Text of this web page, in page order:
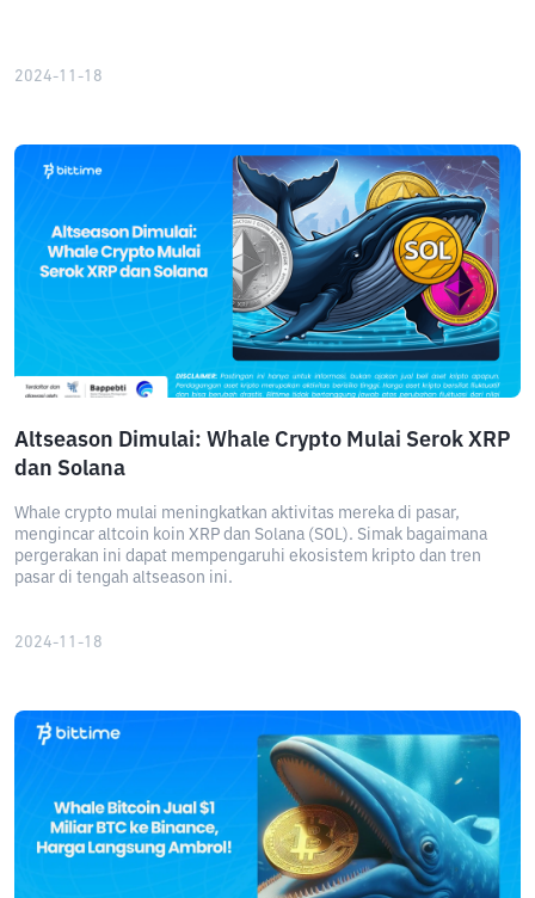
2024-11-18
Altseason Dimulai: Whale Crypto Mulai Serok XRP
dan Solana
Whale crypto mulai meningkatkan aktivitas mereka di pasar,
mengincar altcoin koin XRP dan Solana (SOL). Simak bagaimana
pergerakan ini dapat mempengaruhi ekosistem kripto dan tren
pasar di tengah altseason ini.
2024-11-18